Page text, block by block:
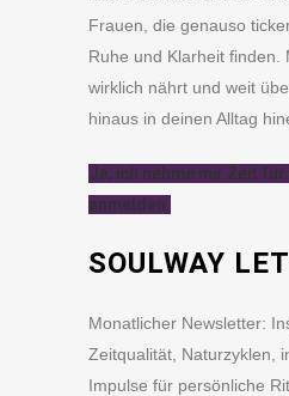
Frauen, die genauso
Ruhe und Klarheit finden.
wirklich nährt und weit
hinaus in deinen Alltag
Ja, ich nehme mir Zeit
anmelden.
SOULWAY
Monatlicher Newsletter:
Zeitqualität, Naturzyklen,
Impulse für persönliche